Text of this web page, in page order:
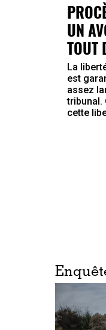
UN
TOUT
La
est
assez
tribunal.
cette